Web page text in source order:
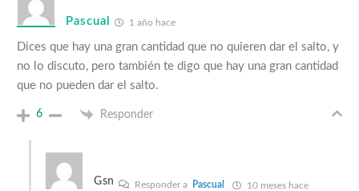
Pascual 1 año hace
Dices que hay una gran cantidad que no quieren dar el salto, y
no lo discuto, pero también te digo que hay una gran cantidad
que no pueden dar el salto.
6 Responder
Gsn Responder a Pascual 10 meses hace